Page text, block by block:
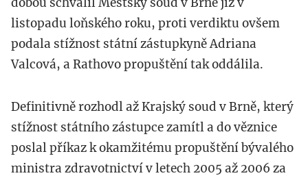
listopadu loňského roku, proti verdiktu ovšem
podala stížnost státní zástupkyně Adriana
Valcová, a Rathovo propuštění tak oddálila.
Definitivně rozhodl až Krajský soud v Brně, který
stížnost státního zástupce zamítl a do věznice
poslal příkaz k okamžitému propuštění bývalého
ministra zdravotnictví v letech 2005 až 2006 za